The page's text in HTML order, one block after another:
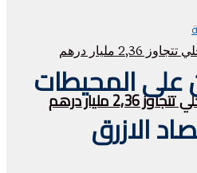
مليار درهم
على المحيطات
الازرق